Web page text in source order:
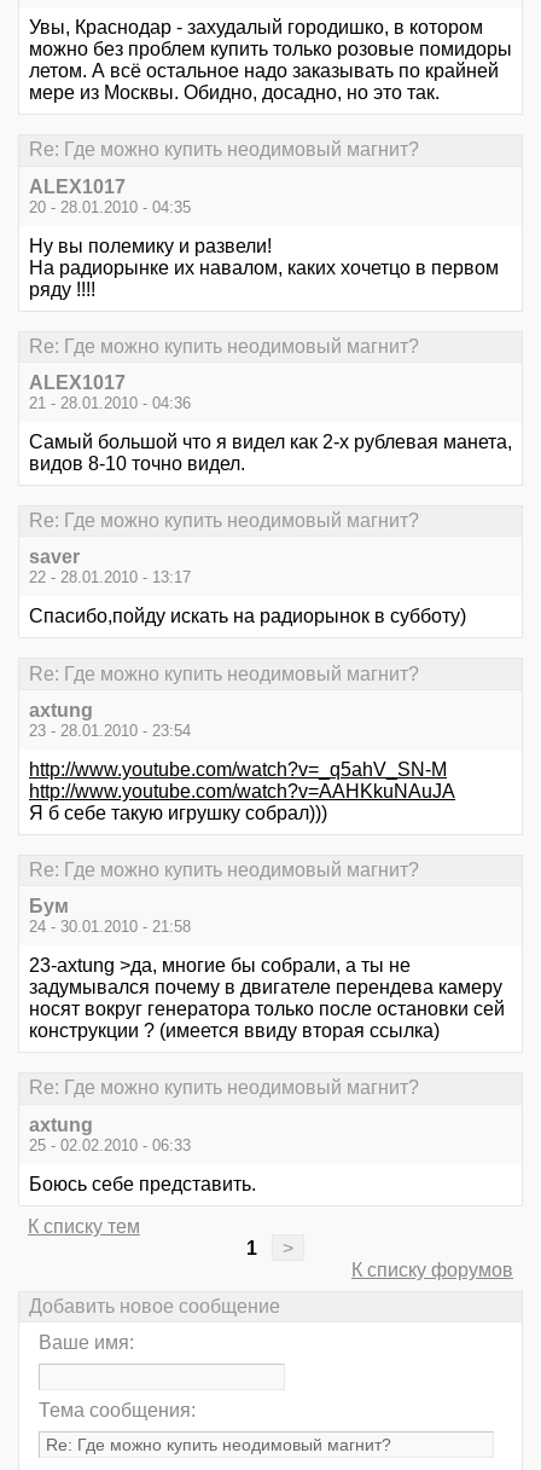
Увы, Краснодар - захудалый городишко, в котором
можно без проблем купить только розовые помидоры
летом. А всё остальное надо заказывать по крайней
мере из Москвы. Обидно, досадно, но это так.
Re: Где можно купить неодимовый магнит?
ALEX1017
20 - 28.01.2010 - 04:35
Ну вы полемику и развели!
На радиорынке их навалом, каких хочетцо в первом
ряду !!!!
Re: Где можно купить неодимовый магнит?
ALEX1017
21 - 28.01.2010 - 04:36
Самый большой что я видел как 2-х рублевая манета,
видов 8-10 точно видел.
Re: Где можно купить неодимовый магнит?
saver
22 - 28.01.2010 - 13:17
Спасибо,пойду искать на радиорынок в субботу)
Re: Где можно купить неодимовый магнит?
axtung
23 - 28.01.2010 - 23:54
http://www.youtube.com/watch?v=_q5ahV_SN-M
http://www.youtube.com/watch?v=AAHKkuNAuJA
Я б себе такую игрушку собрал)))
Re: Где можно купить неодимовый магнит?
Бум
24 - 30.01.2010 - 21:58
23-axtung >да, многие бы собрали, а ты не
задумывался почему в двигателе перендева камеру
носят вокруг генератора только после остановки сей
конструкции ? (имеется ввиду вторая ссылка)
Re: Где можно купить неодимовый магнит?
axtung
25 - 02.02.2010 - 06:33
Боюсь себе представить.
К списку тем
1
>
К списку форумов
Добавить новое сообщение
Ваше имя:
Тема сообщения: